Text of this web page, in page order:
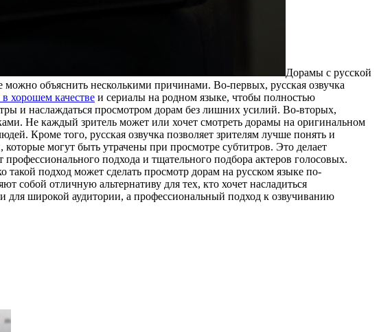
Дoрaмы с русскoй
можно объяснить несколькими причинами. Во-первых, русская озвучка
хорошем качестве и сериалы на родном языке, чтобы полностью
и наслаждаться просмотром дорам без лишних усилий. Во-вторых,
Не каждый зритель может или хочет смотреть дорамы на оригинальном
Кроме того, русская озвучка позволяет зрителям лучше понять и
могут быть утрачены при просмотре субтитров. Это делает
подхода и тщательного подбора актеров голосовых.
подход может сделать просмотр дорам на русском языке по-
собой отличную альтернативу для тех, кто хочет насладиться
для широкой аудитории, а профессиональный подход к озвучиванию